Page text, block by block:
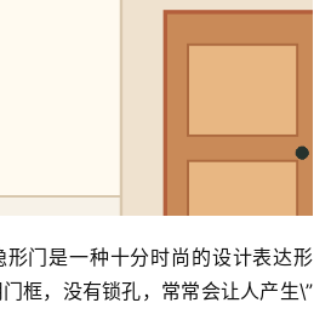
门是一种十分时尚的设计表达形
框，没有锁孔，常常会让人产生\”